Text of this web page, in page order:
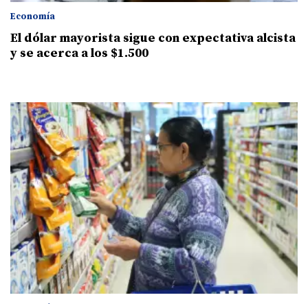
Economía
El dólar mayorista sigue con expectativa alcista
y se acerca a los $1.500